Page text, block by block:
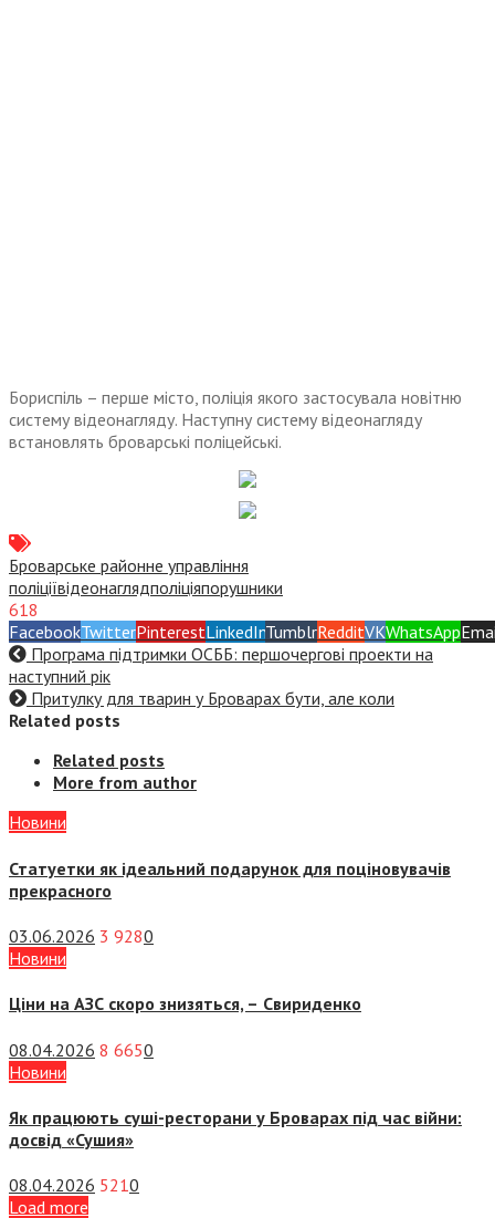
Бориспіль – перше місто, поліція якого застосувала новітню
систему відеонагляду. Наступну систему відеонагляду
встановлять броварські поліцейські.
Броварське районне управління
поліціївідеонаглядполіціяпорушники
618
FacebookTwitterPinterestLinkedInTumblrRedditVKWhatsApp
Програма підтримки ОСББ: першочергові проекти на
наступний рік
Притулку для тварин у Броварах бути, але коли
Related posts
Related posts
More from author
Новини
Статуетки як ідеальний подарунок для поціновувачів
прекрасного
03.06.2026 3 9280
Новини
Ціни на АЗС скоро знизяться, – Свириденко
08.04.2026 8 6650
Новини
Як працюють суші-ресторани у Броварах під час війни:
досвід «Сушия»
08.04.2026 5210
Load more